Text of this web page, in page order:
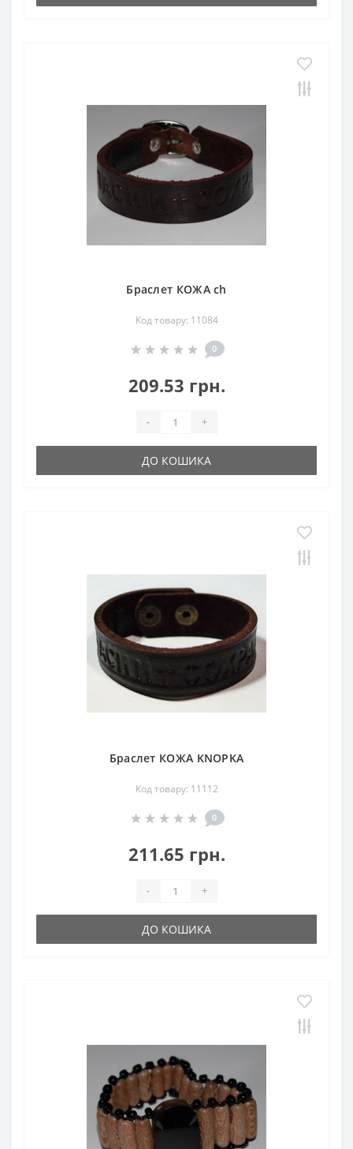
Браслет КОЖА ch
Код товару: 11084
0
209.53 грн.
- +
ДО КОШИКА
Браслет КОЖА KNOPKA
Код товару: 11112
0
211.65 грн.
- +
ДО КОШИКА